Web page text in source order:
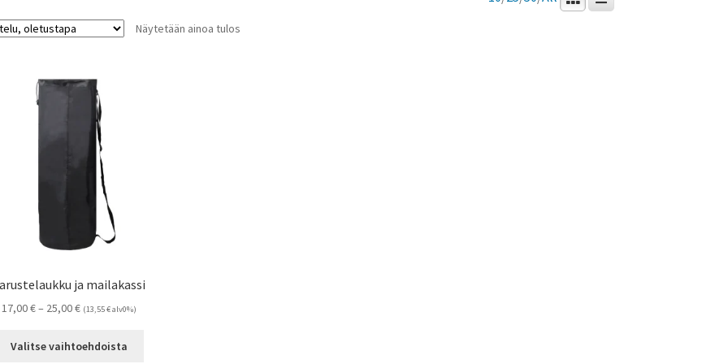
Näytetään ainoa tulos
ja mailakassi
17,00€– 25,00€Hintaluokka:
-
(13,55€alv0%)
Valitse vaihtoehdoista